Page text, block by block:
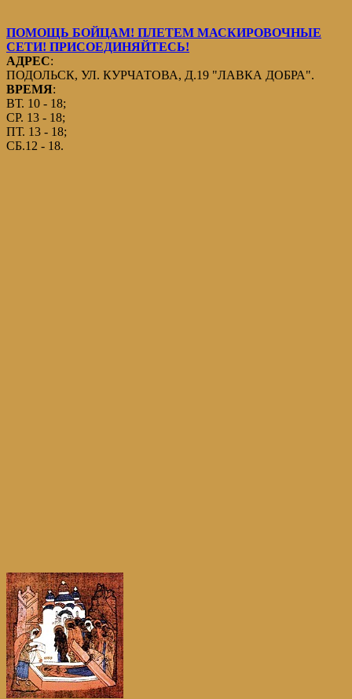
ПОМОЩЬ БОЙЦАМ! ПЛЕТЕМ МАСКИРОВОЧНЫЕ
СЕТИ! ПРИСОЕДИНЯЙТЕСЬ!
АДРЕС:
ПОДОЛЬСК, УЛ. КУРЧАТОВА, Д.19 "ЛАВКА ДОБРА".
ВРЕМЯ:
ВТ. 10 - 18;
СР. 13 - 18;
ПТ. 13 - 18;
СБ.12 - 18.